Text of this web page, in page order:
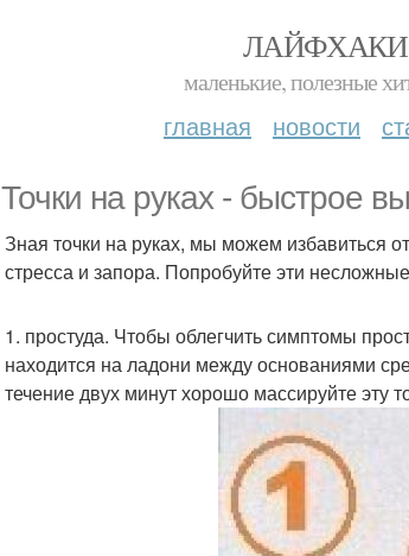
ЛАЙФХАКИ
маленькие, полезные
главная новости
Точки на руках - быстрое
Зная точки на руках, мы можем избавиться
стресса и запора. Попробуйте эти
1. простуда. Чтобы облегчить симптомы
находится на ладони между основаниями
течение двух минут хорошо массируйте эту